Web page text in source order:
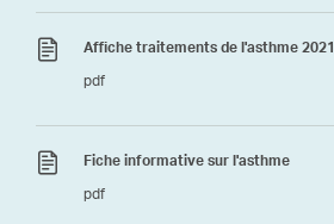
Affiche traitements de l'asthme 2021
pdf
Fiche informative sur l'asthme
pdf